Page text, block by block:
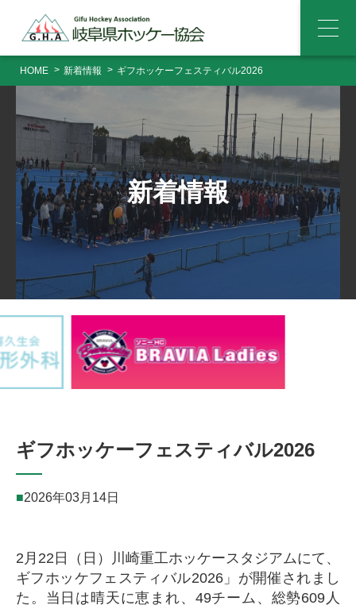
メ
HOME 新着情報 ギフホッケーフェスティバル2026
新着情報
ギフホッケーフェスティバル2026
2026年03月14日
2月22日（日）川崎重工ホッケースタジアムにて、
ギフホッケフェスティバル2026」が開催されまし
た。当日は晴天に恵まれ、49チーム、総勢609人